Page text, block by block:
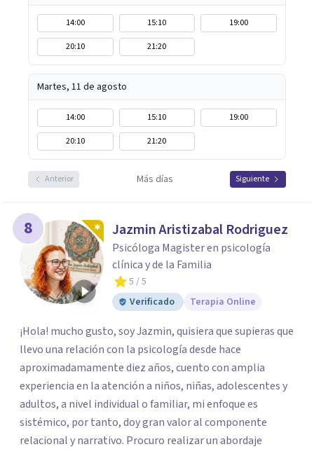
14:00 15:10
19:00
20:10
21:20
Martes, 11 de agosto
14:00 15:10
19:00
20:10
21:20
Anterior Más días Siguiente
8 Jazmin Aristizabal Rodriguez
Psicóloga Magister en psicología
clínica y de la Familia
5 / 5
Verificado
Terapia Online
¡Hola! mucho gusto, soy Jazmin, quisiera que supieras que
llevo una relación con la psicología desde hace
aproximadamamente diez años, cuento con amplia
experiencia en la atención a niños, niñas, adolescentes y
adultos, a nivel individual o familiar, mi enfoque es
sistémico, por tanto, doy gran valor al componente
relacional y narrativo. Procuro realizar un abordaje